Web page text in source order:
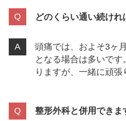
どのくらい通い続けれ
頭痛では、およそ3ヶ
となる場合は多いで
りますが、一緒に頑張
整形外科と併用できま